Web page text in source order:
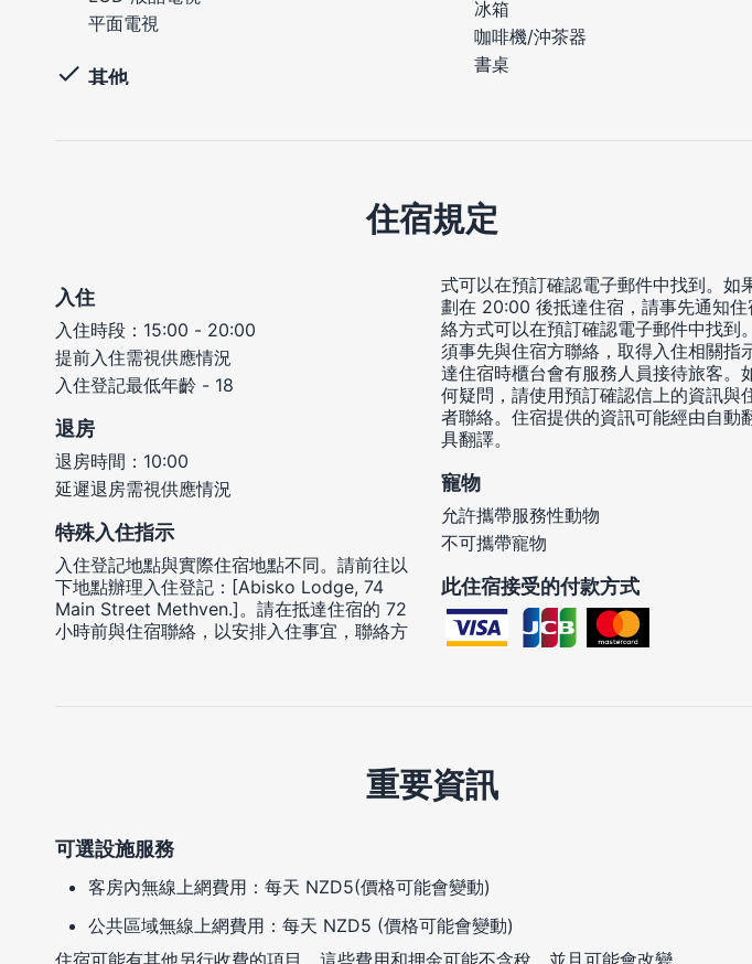
平面電視
其他
冰箱
咖啡機/沖茶器
書桌
住宿規定
入住
入住時段：15:00 - 20:00
提前入住需視供應情況
入住登記最低年齡 - 18
退房
退房時間：10:00
延遲退房需視供應情況
特殊入住指示
入住登記地點與實際住宿地點不同。請前往以
下地點辦理入住登記：[Abisko Lodge, 74
Main Street Methven.]。請在抵達住宿的 72
小時前與住宿聯絡，以安排入住事宜，聯絡方
式可以在預訂確認電子郵件中找到。如
劃在 20:00 後抵達住宿，請事先通知住
絡方式可以在預訂確認電子郵件中找到
須事先與住宿方聯絡，取得入住相關指
達住宿時櫃台會有服務人員接待旅客。
何疑問，請使用預訂確認信上的資訊與
者聯絡。住宿提供的資訊可能經由自動
具翻譯。
寵物
允許攜帶服務性動物
不可攜帶寵物
此住宿接受的付款方式
重要資訊
可選設施服務
客房內無線上網費用：每天 NZD5(價格可能會變動)
公共區域無線上網費用：每天 NZD5 (價格可能會變動)